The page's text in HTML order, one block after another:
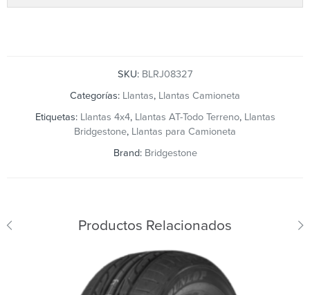
SKU: BLRJ08327
Categorías: Llantas, Llantas Camioneta
Etiquetas: Llantas 4x4, Llantas AT-Todo Terreno, Llantas
Bridgestone, Llantas para Camioneta
Brand: Bridgestone
Productos Relacionados